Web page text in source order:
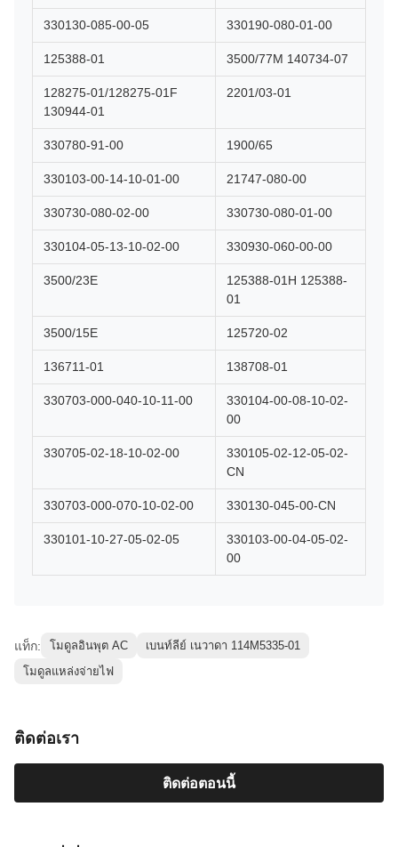
330130-085-00-05 330190-080-01-00
125388-01 3500/77M 140734-07
128275-01/128275-01F
130944-01
2201/03-01
330780-91-00 1900/65
330103-00-14-10-01-00 21747-080-00
330730-080-02-00 330730-080-01-00
330104-05-13-10-02-00 330930-060-00-00
3500/23E
125388-01H 125388-
01
3500/15E 125720-02
136711-01 138708-01
330703-000-040-10-11-00
330104-00-08-10-02-
00
330705-02-18-10-02-00
330105-02-12-05-02-
CN
330703-000-070-10-02-00 330130-045-00-CN
330101-10-27-05-02-05
330103-00-04-05-02-
00
แท็ก: โมดูลอินพุต AC
เบนท์ลีย์ เนวาดา 114M5335-01
โมดูลแหล่งจ่ายไฟ
ติดต่อเรา
ติดต่อตอนนี้